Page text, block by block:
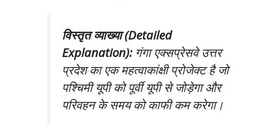
विस्तृत व्याख्या (Detailed
Explanation):गंगा एक्सप्रेसवे उत्तर
प्रदेश का एक महत्वाकांक्षी प्रोजेक्ट है जो
पश्चिमी यूपी को पूर्वी यूपी से जोड़ेगा और
परिवहन के समय को काफी कम करेगा।